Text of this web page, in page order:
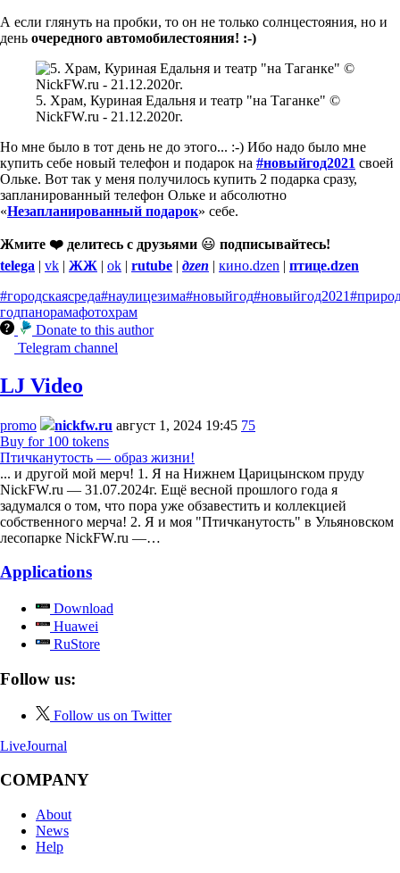
А если глянуть на пробки, то он не только солнцестояния, но и
день очередного автомобилестояния! :-)
5. Храм, Куриная Едальня и театр "на Таганке" ©
NickFW.ru - 21.12.2020г.
Но мне было в тот день не до этого... :-) Ибо надо было мне
купить себе новый телефон и подарок на #новыйгод2021 своей
Ольке. Вот так у меня получилось купить 2 подарка сразу,
запланированный телефон Ольке и абсолютно
«Незапланированный подарок» себе.
Жмите ❤️ делитесь с друзьями 😃 подписывайтесь!
telega | vk | ЖЖ | ok | rutube | дzen | кино.dzen | птице.dzen
#городскаясреда#наулицезима#новыйгод#новыйгод2021
годпанорамафотохрам
Donate to this author
Telegram channel
LJ Video
promo nickfw.ru август 1, 2024 19:45 75
Buy for 100 tokens
Птичканутость — образ жизни!
... и другой мой мерч! 1. Я на Нижнем Царицынском пруду
NickFW.ru — 31.07.2024г. Ещё весной прошлого года я
задумался о том, что пора уже обзавестить и коллекцией
собственного мерча! 2. Я и моя "Птичканутость" в Ульяновском
лесопарке NickFW.ru —…
Applications
Download
Huawei
RuStore
Follow us:
Follow us on Twitter
LiveJournal
COMPANY
About
News
Help